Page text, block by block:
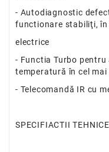
- Autodiagnostic
functionare stabiliţi, în
electrice
- Functia Turbo
temperatură în cel
- Telecomandă IR cu
SPECIFIACTII